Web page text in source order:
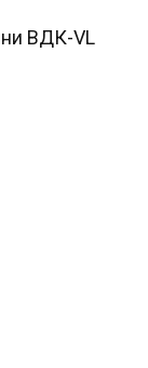
ВДК-VL